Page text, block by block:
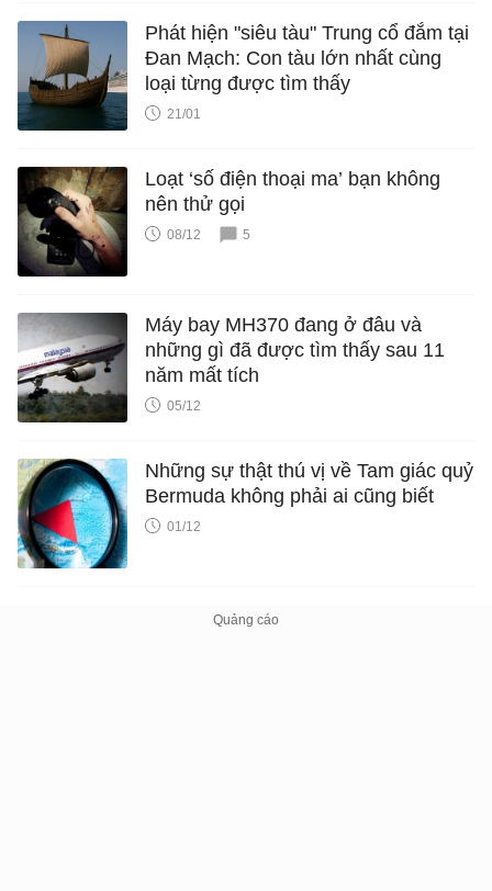
Phát hiện "siêu tàu" Trung cổ đắm tại
Đan Mạch: Con tàu lớn nhất cùng
loại từng được tìm thấy
21/01
Loạt ‘số điện thoại ma’ bạn không
nên thử gọi
08/12 5
Máy bay MH370 đang ở đâu và
những gì đã được tìm thấy sau 11
năm mất tích
05/12
Những sự thật thú vị về Tam giác quỷ
Bermuda không phải ai cũng biết
01/12